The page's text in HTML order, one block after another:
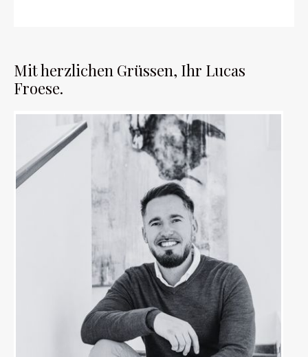
Mit herzlichen Grüssen, Ihr Lucas
Froese.